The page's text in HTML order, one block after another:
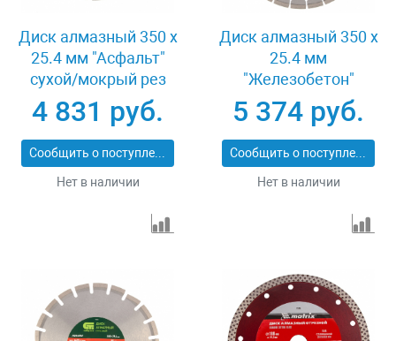
Диск алмазный 350 х
25.4 мм "Асфальт"
сухой/мокрый рез
Pro Matrix 731073
4 831 руб.
Сообщить о поступлении
Нет в наличии
Диск алмазный 350 х
25.4 мм
"Железобетон"
сухой/мокрый рез
Pro Matrix 731103
5 374 руб.
Сообщить о поступлении
Нет в наличии